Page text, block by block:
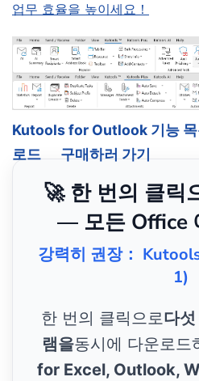
업무 효율을 높이세요！
Kutools for Outlook 기능
로드
구매하러 가기
🚀 한 번의 클릭
— 모든 Office
강력히 권장：
1)
한 번의 클릭으로다
램을동시에 다운로
for Excel, Outlook,